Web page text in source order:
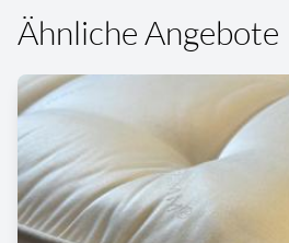
Ähnliche Angebote